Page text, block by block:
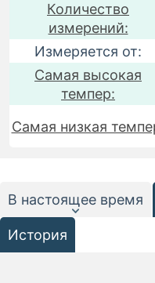
Количество
измерений:
Измеряется от:
Самая высокая
темпер:
Самая низкая
В настоящее время
История